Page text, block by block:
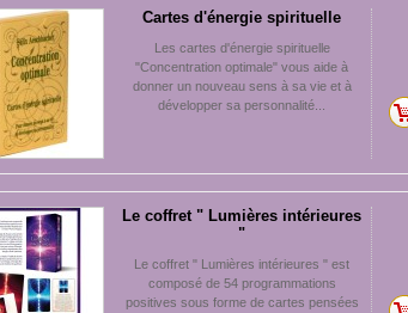
Cartes d'énergie spirituelle
Les cartes d'énergie spirituelle
"Concentration optimale" vous aide à
donner un nouveau sens à sa vie et à
développer sa personnalité...
Le coffret " Lumières intérieures
"
Le coffret " Lumières intérieures " est
composé de 54 programmations
positives sous forme de cartes pensées